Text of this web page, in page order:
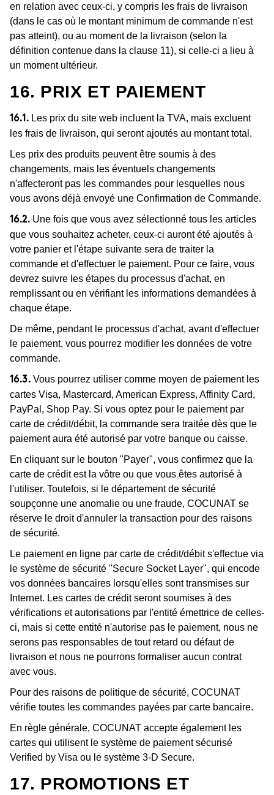
en relation avec ceux-ci, y compris les frais de livraison
(dans le cas où le montant minimum de commande n'est
pas atteint), ou au moment de la livraison (selon la
définition contenue dans la clause 11), si celle-ci a lieu à
un moment ultérieur.
16. PRIX ET PAIEMENT
16.1. Les prix du site web incluent la TVA, mais excluent
les frais de livraison, qui seront ajoutés au montant total.
Les prix des produits peuvent être soumis à des
changements, mais les éventuels changements
n'affecteront pas les commandes pour lesquelles nous
vous avons déjà envoyé une Confirmation de Commande.
16.2. Une fois que vous avez sélectionné tous les articles
que vous souhaitez acheter, ceux-ci auront été ajoutés à
votre panier et l'étape suivante sera de traiter la
commande et d'effectuer le paiement. Pour ce faire, vous
devrez suivre les étapes du processus d'achat, en
remplissant ou en vérifiant les informations demandées à
chaque étape.
De même, pendant le processus d'achat, avant d'effectuer
le paiement, vous pourrez modifier les données de votre
commande.
16.3. Vous pourrez utiliser comme moyen de paiement les
cartes Visa, Mastercard, American Express, Affinity Card,
PayPal, Shop Pay. Si vous optez pour le paiement par
carte de crédit/débit, la commande sera traitée dès que le
paiement aura été autorisé par votre banque ou caisse.
En cliquant sur le bouton "Payer", vous confirmez que la
carte de crédit est la vôtre ou que vous êtes autorisé à
l'utiliser. Toutefois, si le département de sécurité
soupçonne une anomalie ou une fraude, COCUNAT se
réserve le droit d'annuler la transaction pour des raisons
de sécurité.
Le paiement en ligne par carte de crédit/débit s'effectue via
le système de sécurité "Secure Socket Layer", qui encode
vos données bancaires lorsqu'elles sont transmises sur
Internet. Les cartes de crédit seront soumises à des
vérifications et autorisations par l'entité émettrice de celles-
ci, mais si cette entité n'autorise pas le paiement, nous ne
serons pas responsables de tout retard ou défaut de
livraison et nous ne pourrons formaliser aucun contrat
avec vous.
Pour des raisons de politique de sécurité, COCUNAT
vérifie toutes les commandes payées par carte bancaire.
En règle générale, COCUNAT accepte également les
cartes qui utilisent le système de paiement sécurisé
Verified by Visa ou le système 3-D Secure.
17. PROMOTIONS ET